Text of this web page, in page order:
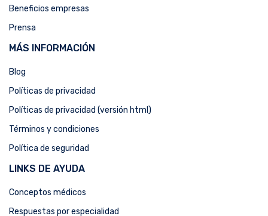
Beneficios empresas
Prensa
MÁS INFORMACIÓN
Blog
Políticas de privacidad
Políticas de privacidad (versión html)
Términos y condiciones
Política de seguridad
LINKS DE AYUDA
Conceptos médicos
Respuestas por especialidad